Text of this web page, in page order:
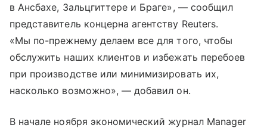
в Ансбахе, Зальцгиттере и Браге», — сообщил
представитель концерна агентству Reuters.
«Мы по-прежнему делаем все для того, чтобы
обслужить наших клиентов и избежать перебоев
при производстве или минимизировать их,
насколько возможно», — добавил он.
В начале ноября экономический журнал Manager